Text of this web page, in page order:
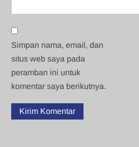
Simpan nama, email, dan
situs web saya pada
peramban ini untuk
komentar saya berikutnya.